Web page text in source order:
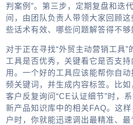
判案例”。第三步，定期复盘和迭
间，由团队负责人带领大家回顾
些话术有效、哪些问题解答得不够
对于正在寻找“外贸主动营销工具
工具是否优秀，关键看它是否支
用。一个好的工具应该能帮你自
频关键词，并生成内容标签。比
客户反复询问“CE认证细节”时，
新产品知识库中的相关FAQ。这
户时，你就能迅速调出最精准、